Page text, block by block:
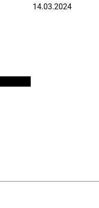
14.03.2024